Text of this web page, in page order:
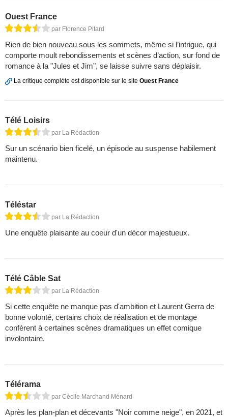
Ouest France
par Florence Pitard
Rien de bien nouveau sous les sommets, même si l’intrigue, qui
comporte moult rebondissements et scènes d’action, sur fond de
romance à la "Jules et Jim", se laisse suivre sans déplaisir.
La critique complète est disponible sur le site Ouest France
Télé Loisirs
par La Rédaction
Sur un scénario bien ficelé, un épisode au suspense habilement
maintenu.
Téléstar
par La Rédaction
Une enquête plaisante au coeur d'un décor majestueux.
Télé Câble Sat
par La Rédaction
Si cette enquête ne manque pas d'ambition et Laurent Gerra de
bonne volonté, certains choix de réalisation et de montage
confèrent à certaines scènes dramatiques un effet comique
involontaire.
Télérama
par Cécile Marchand Ménard
Après les plan-plan et décevants "Noir comme neige", en 2021, et